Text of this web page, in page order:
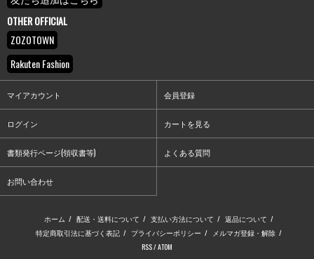
OTHER OFFICIAL
ZOZOTOWN
Rakuten Fashion
マイアカウント 会員登録
ログイン カートを見る
書類発行ページ(領収書等) よくある質問
お問い合わせ
ホーム / 配送・送料について / 支払い方法について / 返品について /
特定商取引法に基づく表記 / プライバシーポリシー / メルマガ登録・解除 /
RSS/ATOM